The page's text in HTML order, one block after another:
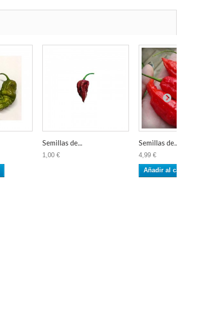
Semillas de...
1,00 €
Semillas de...
4,99 €
Añadir al carrito